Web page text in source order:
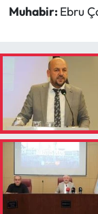
Muhabir: Ebru
Uğurludağ
Yaşam
Yayla
Yemek
Yerel